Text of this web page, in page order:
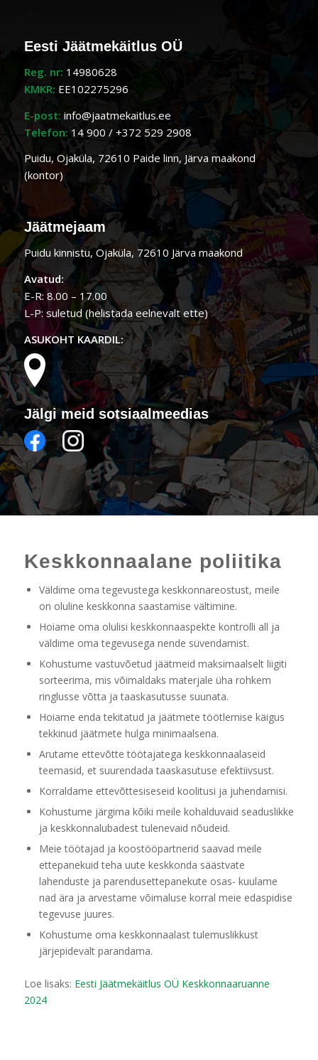
Eesti Jäätmekäitlus OÜ
Reg. nr: 14980628
KMKR: EE102275296
E-post: info@jaatmekaitlus.ee
Telefon: 14 900 / +372 529 2908
Puidu, Ojaküla, 72610 Paide linn, Järva maakond
(kontor)
Jäätmejaam
Puidu kinnistu, Ojaküla, 72610 Järva maakond
Avatud:
E-R: 8.00 – 17.00
L-P: suletud (helistada eelnevalt ette)
ASUKOHT KAARDIL:
Jälgi meid sotsiaalmeedias
Keskkonnaalane poliitika
Väldime oma tegevustega keskkonnareostust, meile
on oluline keskkonna saastamise vältimine.
Hoiame oma olulisi keskkonnaaspekte kontrolli all ja
väldime oma tegevusega nende süvendamist.
Kohustume vastuvõetud jäätmeid maksimaalselt liigiti
sorteerima, mis võimaldaks materjale üha rohkem
ringlusse võtta ja taaskasutusse suunata.
Hoiame enda tekitatud ja jäätmete töötlemise käigus
tekkinud jäätmete hulga minimaalsena.
Arutame ettevõtte töötajatega keskkonnaalaseid
teemasid, et suurendada taaskasutuse efektiivsust.
Korraldame ettevõttesiseseid koolitusi ja juhendamisi.
Kohustume järgima kõiki meile kohalduvaid seaduslikke
ja keskkonnalubadest tulenevaid nõudeid.
Meie töötajad ja koostööpartnerid saavad meile
ettepanekuid teha uute keskkonda säästvate
lahenduste ja parendusettepanekute osas- kuulame
nad ära ja arvestame võimaluse korral meie edaspidise
tegevuse juures.
Kohustume oma keskkonnaalast tulemuslikkust
järjepidevalt parandama.
Loe lisaks: Eesti Jäätmekäitlus OÜ Keskkonnaaruanne
2024